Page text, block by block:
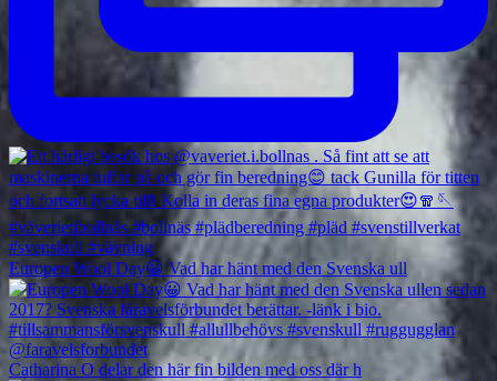
Europen Wool Day😀 Vad har hänt med den Svenska ull
Catharina O delar den här fin bilden med oss där h